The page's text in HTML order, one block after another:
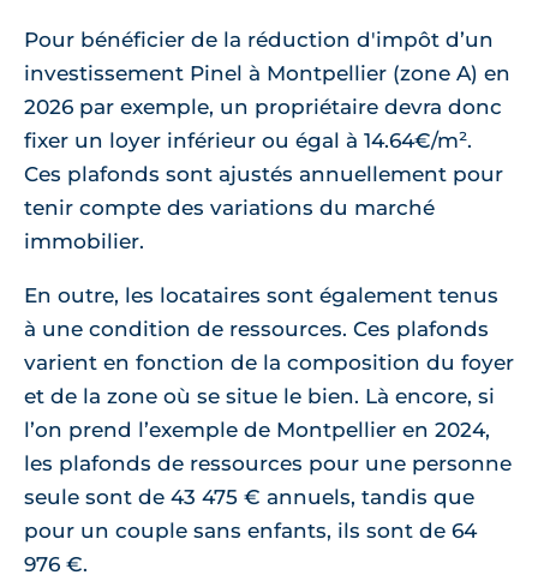
Pour bénéficier de la réduction d'impôt d’un
investissement Pinel à Montpellier (zone A) en
2026 par exemple, un propriétaire devra donc
fixer un loyer inférieur ou égal à 14.64€/m².
Ces plafonds sont ajustés annuellement pour
tenir compte des variations du marché
immobilier.
En outre, les locataires sont également tenus
à une condition de ressources. Ces plafonds
varient en fonction de la composition du foyer
et de la zone où se situe le bien. Là encore, si
l’on prend l’exemple de Montpellier en 2024,
les plafonds de ressources pour une personne
seule sont de 43 475 € annuels, tandis que
pour un couple sans enfants, ils sont de 64
976 €.